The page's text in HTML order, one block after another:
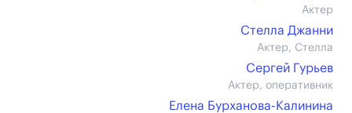
Актер
Стелла Джанни
Актер, Стелла
Сергей Гурьев
Актер, оперативник
Елена Бурханова-Калинина